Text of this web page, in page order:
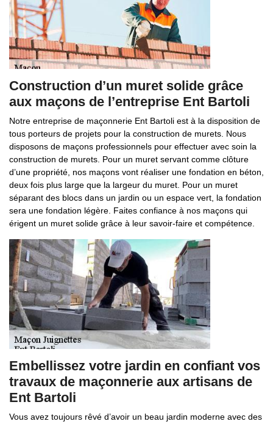
Construction d’un muret solide grâce
aux maçons de l’entreprise Ent Bartoli
Notre entreprise de maçonnerie Ent Bartoli est à la disposition de
tous porteurs de projets pour la construction de murets. Nous
disposons de maçons professionnels pour effectuer avec soin la
construction de murets. Pour un muret servant comme clôture
d’une propriété, nos maçons vont réaliser une fondation en béton,
deux fois plus large que la largeur du muret. Pour un muret
séparant des blocs dans un jardin ou un espace vert, la fondation
sera une fondation légère. Faites confiance à nos maçons qui
érigent un muret solide grâce à leur savoir-faire et compétence.
Embellissez votre jardin en confiant vos
travaux de maçonnerie aux artisans de
Ent Bartoli
Vous avez toujours rêvé d’avoir un beau jardin moderne avec des